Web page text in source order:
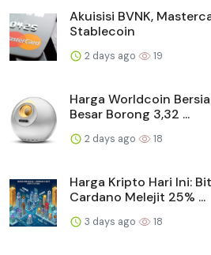
Akuisisi BVNK,
Stablecoin
2 days ago 19
Harga Worldcoin
Besar Borong 3,32 ...
2 days ago 18
Harga Kripto Hari Ini:
Cardano Melejit 25% ...
3 days ago 18